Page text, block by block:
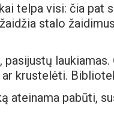
telpa visi: čia pat
stalo
laukiamas.
krustelėti.
ateinama pabūti,